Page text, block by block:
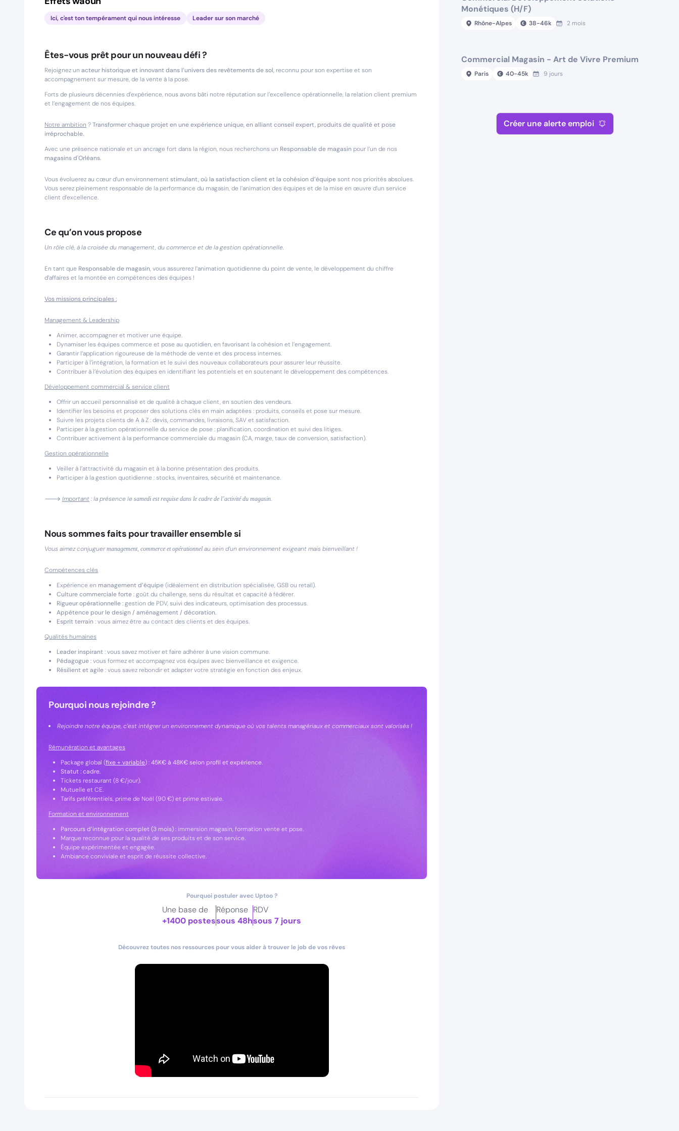
Ici, c'est ton tempérament qui nous intéresse Leader sur son marché
Êtes-vous prêt pour un nouveau défi ?
Rejoignez un acteur historique et innovant dans l’univers des revêtements de sol, reconnu pour son expertise et son
accompagnement sur mesure, de la vente à la pose.
Forts de plusieurs décennies d’expérience, nous avons bâti notre réputation sur l’excellence opérationnelle, la relation client premium
et l’engagement de nos équipes.
Notre ambition ?Transformer chaque projet en une expérience unique, en alliant conseil expert, produits de qualité et pose
irréprochable.
Avec une présence nationale et un ancrage fort dans la région, nous recherchons un Responsable de magasin pour l’un de nos
magasins d'Orléans.
Vous évoluerez au cœur d’un environnement stimulant, où la satisfaction client et la cohésion d’équipesont nos priorités absolues.
Vous serez pleinement responsable de la performance du magasin, de l’animation des équipes et de la mise en œuvre d’un service
client d’excellence.
Ce qu’on vous propose
Un rôle clé, à la croisée du management, du commerce et de la gestion opérationnelle.
En tant que Responsable de magasin, vous assurerez l’animation quotidienne du point de vente, le développement du chiffre
d’affaires et la montée en compétences des équipes !
Vos missions principales :
Management & Leadership
Animer, accompagner et motiver une équipe.
Dynamiser les équipes commerce et pose au quotidien, en favorisant la cohésion et l’engagement.
Garantir l’application rigoureuse de la méthode de vente et des process internes.
Participer à l’intégration, la formation et le suivi des nouveaux collaborateurs pour assurer leur réussite.
Contribuer à l’évolution des équipes en identifiant les potentiels et en soutenant le développement des compétences.
Développement commercial & service client
Offrir un accueil personnalisé et de qualité à chaque client, en soutien des vendeurs.
Identifier les besoins et proposer des solutions clés en main adaptées : produits, conseils et pose sur mesure.
Suivre les projets clients de A à Z : devis, commandes, livraisons, SAV et satisfaction.
Participer à la gestion opérationnelle du service de pose : planification, coordination et suivi des litiges.
Contribuer activement à la performance commerciale du magasin (CA, marge, taux de conversion, satisfaction).
Gestion opérationnelle
Veiller à l’attractivité du magasin et à la bonne présentation des produits.
Participer à la gestion quotidienne : stocks, inventaires, sécurité et maintenance.
🡒 Important: la présence le samedi est requise dans le cadre de l’activité du magasin.
Nous sommes faits pour travailler ensemble si
Vous aimez conjuguermanagement, commerce et opérationnel au sein d’un environnement exigeant mais bienveillant !
Compétences clés
Expérience en management d’équipe(idéalement en distribution spécialisée, GSB ou retail).
Culture commerciale forte: goût du challenge, sens du résultat et capacité à fédérer.
Rigueur opérationnelle: gestion de PDV, suivi des indicateurs, optimisation des processus.
Appétence pour le design / aménagement / décoration.
Esprit terrain : vous aimez être au contact des clients et des équipes.
Qualités humaines
Leader inspirant : vous savez motiver et faire adhérer à une vision commune.
Pédagogue: vous formez et accompagnez vos équipes avec bienveillance et exigence.
Résilient et agile: vous savez rebondir et adapter votre stratégie en fonction des enjeux.
Pourquoi nous rejoindre ?
Rejoindre notre équipe, c’est intégrer un environnement dynamique où vos talents managériaux et commerciaux sont valorisés !
Rémunération et avantages
Package global (fixe + variable) :45K€ à 48K€ selon profil et expérience.
Statut : cadre.
Tickets restaurant (8 €/jour).
Mutuelle et CE.
Tarifs préférentiels, prime de Noël (90 €) et prime estivale.
Formation et environnement
Parcours d’intégration complet (3 mois): immersion magasin, formation vente et pose.
Marque reconnue pour la qualité de ses produits et de son service.
Équipe expérimentée et engagée.
Ambiance conviviale et esprit de réussite collective.
Pourquoi postuler avec Uptoo ?
Une base de
+1400 postes
Réponse
sous 48h
RDV
sous 7 jours
Découvrez toutes nos ressources pour vous aider à trouver le job de vos rêves
Monétiques (H/F)
Rhône-Alpes 38-46k 2 mois
Commercial Magasin - Art de Vivre Premium
Paris 40-45k 9 jours
Créer une alerte emploi